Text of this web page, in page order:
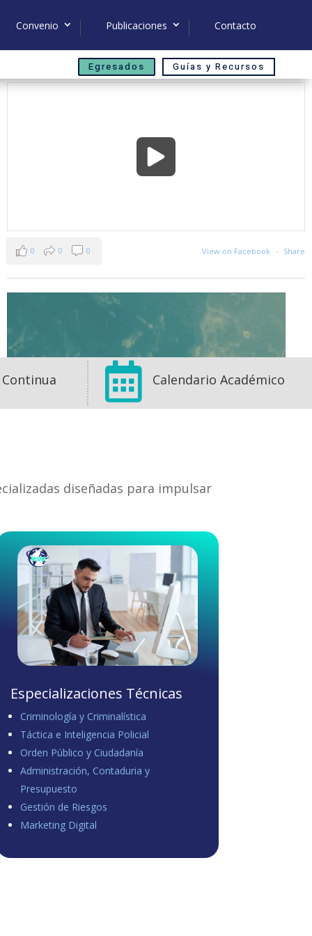
Convenio Publicaciones Contacto
Egresados
Guías y Recursos
View on Facebook · Share
0 0 0
1 1 0
 Calendario Académico
diseñadas para impulsar
Especializaciones Técnicas
Criminología y Criminalística
Táctica e Inteligencia Policial
Orden Público y Ciudadanía
Administración, Contaduria y
Presupuesto
Gestión de Riesgos
Marketing Digital